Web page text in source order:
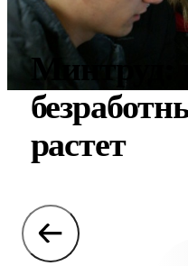
Минтруд:
растет